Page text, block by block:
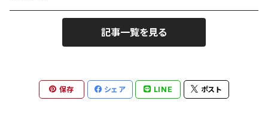
記事一覧を見る
保存 シェア LINE ポスト